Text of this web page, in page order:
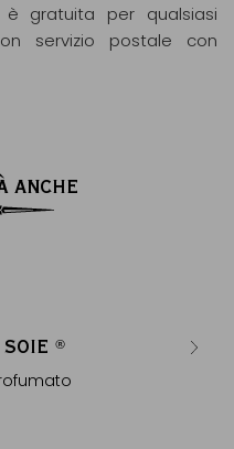
è gratuita per qualsiasi
servizio postale con
ANCHE
®